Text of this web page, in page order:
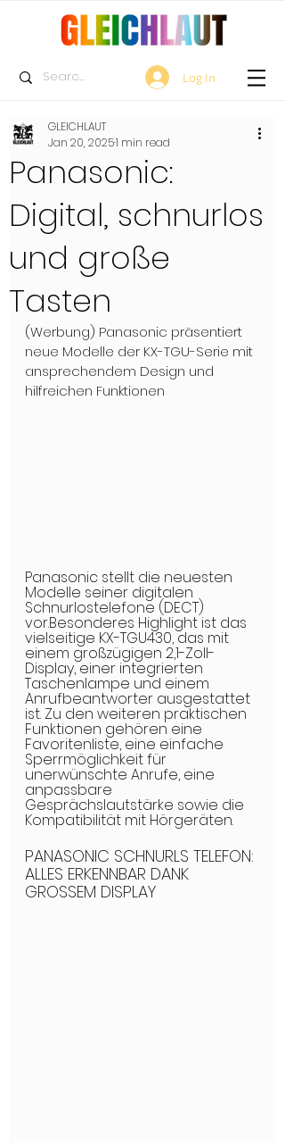
Log In
Panasonic:
Digital, schnurlos
und große
Tasten
GLEICHLAUT
Jan 20, 20251 min read
(Werbung) Panasonic präsentiert
neue Modelle der KX-TGU-Serie mit
ansprechendem Design und
hilfreichen Funktionen
Panasonic stellt die neuesten
Modelle seiner digitalen
Schnurlostelefone (DECT)
vor.Besonderes Highlight ist das
vielseitige KX-TGU430, das mit
einem großzügigen 2,1-Zoll-
Display, einer integrierten
Taschenlampe und einem
Anrufbeantworter ausgestattet
ist. Zu den weiteren praktischen
Funktionen gehören eine
Favoritenliste, eine einfache
Sperrmöglichkeit für
unerwünschte Anrufe, eine
anpassbare
Gesprächslautstärke sowie die
Kompatibilität mit Hörgeräten.
PANASONIC SCHNURLS TELEFON:
ALLES ERKENNBAR DANK
GROSSEM DISPLAY